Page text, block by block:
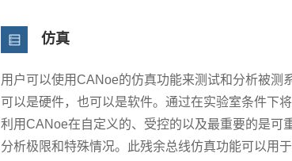
仿真
用户可以使用CANoe的仿真功能来测试和分析被测
可以是硬件，也可以是软件。通过在实验室条件下
利用CANoe在自定义的、受控的以及最重要的是可
分析极限和特殊情况。此残余总线仿真功能可以用